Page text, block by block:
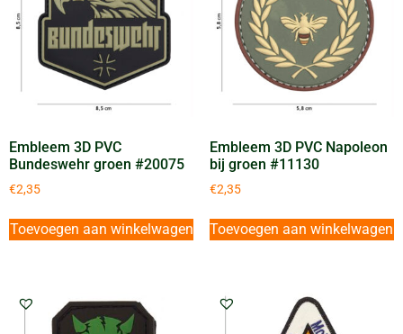
Embleem 3D PVC
Bundeswehr groen #20075
€2,35
Toevoegen aan winkelwagen
Embleem 3D PVC Napoleon
bij groen #11130
€2,35
Toevoegen aan winkelwagen